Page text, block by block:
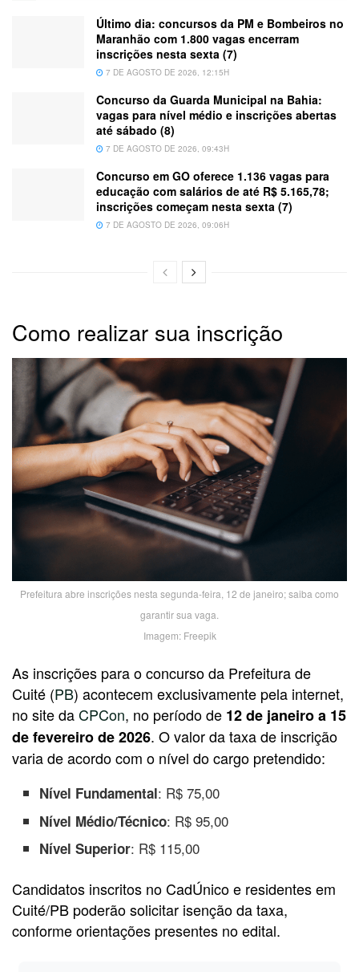
Último dia: concursos da PM e Bombeiros no
Maranhão com 1.800 vagas encerram
inscrições nesta sexta (7)
7 DE AGOSTO DE 2026, 12:15H
Concurso da Guarda Municipal na Bahia:
vagas para nível médio e inscrições abertas
até sábado (8)
7 DE AGOSTO DE 2026, 09:43H
Concurso em GO oferece 1.136 vagas para
educação com salários de até R$ 5.165,78;
inscrições começam nesta sexta (7)
7 DE AGOSTO DE 2026, 09:06H
Como realizar sua inscrição
Prefeitura abre inscrições nesta segunda-feira, 12 de janeiro; saiba como
garantir sua vaga.
Imagem: Freepik
As inscrições para o concurso da Prefeitura de
Cuité (PB) acontecem exclusivamente pela internet,
no site daCPCon, no período de 12 de janeiro a 15
de fevereiro de 2026. O valor da taxa de inscrição
varia de acordo com o nível do cargo pretendido:
Nível Fundamental: R$ 75,00
Nível Médio/Técnico: R$ 95,00
Nível Superior: R$ 115,00
Candidatos inscritos no CadÚnico e residentes em
Cuité/PB poderão solicitar isenção da taxa,
conforme orientações presentes no edital.